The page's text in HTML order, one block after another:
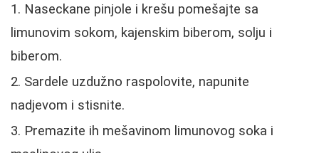
Naseckane pinjole i krešu pomešajte sa
limunovim sokom, kajenskim biberom, solju i
biberom.
Sardele uzdužno raspolovite, napunite
nadjevom i stisnite.
Premazite ih mešavinom limunovog soka i